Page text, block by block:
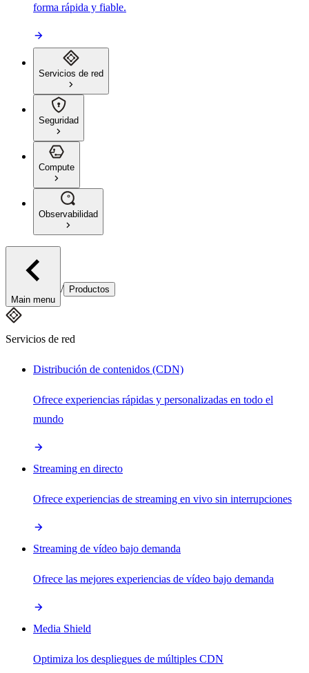
forma rápida y fiable.
Servicios de red
Seguridad
Compute
Observabilidad
Main menu
/ Productos
Servicios de red
Distribución de contenidos (CDN)
Ofrece experiencias rápidas y personalizadas en todo el
mundo
Streaming en directo
Ofrece experiencias de streaming en vivo sin interrupciones
Streaming de vídeo bajo demanda
Ofrece las mejores experiencias de vídeo bajo demanda
Media Shield
Optimiza los despliegues de múltiples CDN